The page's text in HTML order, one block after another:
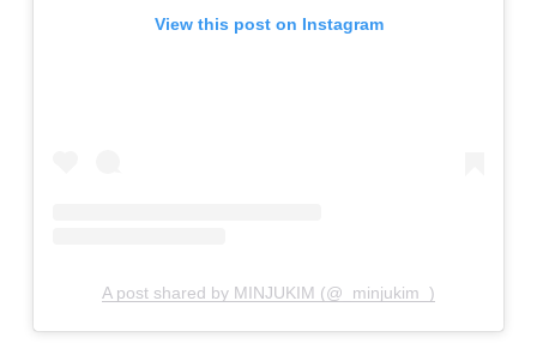
View this post on Instagram
A post shared by MINJUKIM (@_minjukim_)